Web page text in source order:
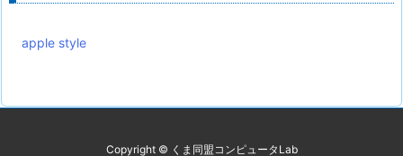
apple style
Copyright © くま同盟コンピュータLab